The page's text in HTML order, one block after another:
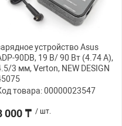
устройство Asus
90DB, 19 В/ 90 Вт (4.74 А),
3 мм, Verton, NEW DESIGN
товара: 00000023547
000 ₸ / шт.